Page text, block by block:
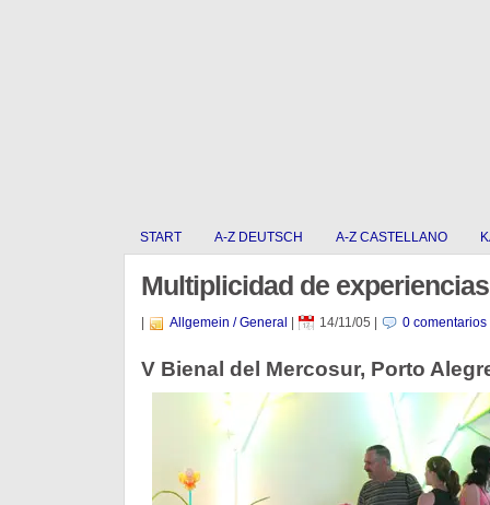
START A-Z DEUTSCH A-Z CASTELLANO
Multiplicidad de experiencias
Allgemein / General 14/11/05 0 comentarios
V Bienal del Mercosur, Porto